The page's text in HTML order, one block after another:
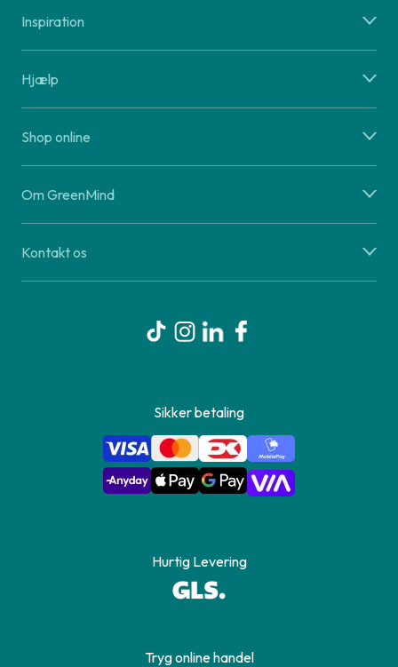
Inspiration
Hjælp
Shop online
Om GreenMind
Kontakt os
Sikker betaling
Hurtig Levering
Tryg online handel